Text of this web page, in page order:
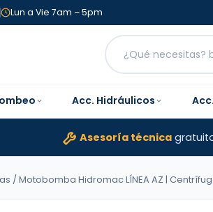
Lun a Vie 7am – 5pm
Acc. Hidráulicos
Asesoría técnica
/ Motobomba Hidromac LÍNEA AZ |